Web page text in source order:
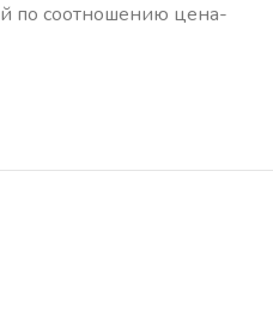
по соотношению цена-